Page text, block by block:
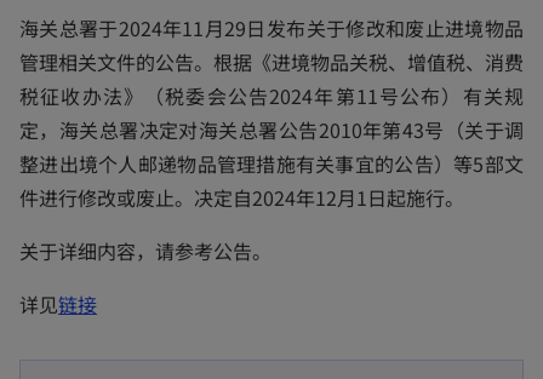
a
n
e
w
t
a
海关总署于2024年11月29日发布关于修改和废止进境物品
管理相关文件的公告。根据《进境物品关税、增值税、消费
税征收办法》（税委会公告2024年第11号公布）有关规
定，海关总署决定对海关总署公告2010年第43号（关于调
整进出境个人邮递物品管理措施有关事宜的公告）等5部文
件进行修改或废止。决定自2024年12月1日起施行。
关于详细内容，请参考公告。
详见链接o